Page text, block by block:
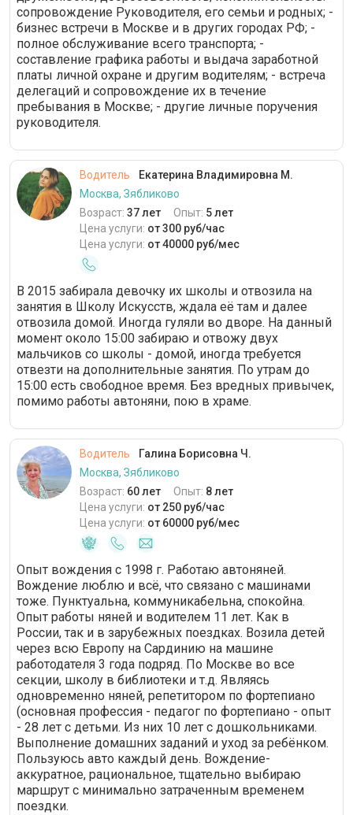
сопровождение Руководителя, его семьи и родных; -
бизнес встречи в Москве и в других городах РФ; -
полное обслуживание всего транспорта; -
составление графика работы и выдача заработной
платы личной охране и другим водителям; - встреча
делегаций и сопровождение их в течение
пребывания в Москве; - другие личные поручения
руководителя.
Водитель
Екатерина Владимировна М.
Москва, Зябликово
Возраст: 37 лет Опыт: 5 лет
Цена услуги: от 300 руб/час
Цена услуги: от 40000 руб/мес
В 2015 забирала девочку их школы и отвозила на
занятия в Школу Искусств, ждала её там и далее
отвозила домой. Иногда гуляли во дворе. На данный
момент около 15:00 забираю и отвожу двух
мальчиков со школы - домой, иногда требуется
отвезти на дополнительные занятия. По утрам до
15:00 есть свободное время. Без вредных привычек,
помимо работы автоняни, пою в храме.
Водитель
Галина Борисовна Ч.
Москва, Зябликово
Возраст: 60 лет Опыт: 8 лет
Цена услуги: от 250 руб/час
Цена услуги: от 60000 руб/мес
Опыт вождения с 1998 г. Работаю автоняней.
Вождение люблю и всё, что связано с машинами
тоже. Пунктуальна, коммуникабельна, спокойна.
Опыт работы няней и водителем 11 лет. Как в
России, так и в зарубежных поездках. Возила детей
через всю Европу на Сардинию на машине
работодателя 3 года подряд. По Москве во все
секции, школу в библиотеки и т.д. Являясь
одновременно няней, репетитором по фортепиано
(основная профессия - педагог по фортепиано - опыт
- 28 лет с детьми. Из них 10 лет с дошкольниками.
Выполнение домашних заданий и уход за ребёнком.
Пользуюсь авто каждый день. Вождение-
аккуратное, рациональное, тщательно выбираю
маршрут с минимально затраченным временем
поездки.